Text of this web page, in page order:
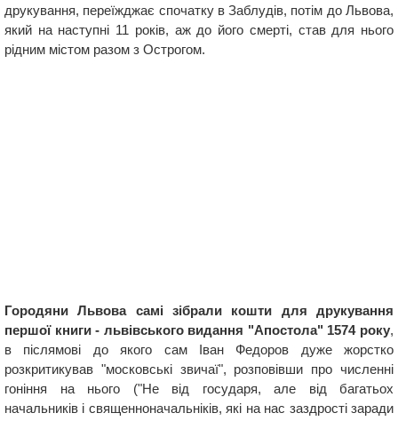
друкування, переїжджає спочатку в Заблудів, потім до Львова,
який на наступні 11 років, аж до його смерті, став для нього
рідним містом разом з Острогом.
Городяни Львова самі зібрали кошти для друкування
першої книги - львівського видання "Апостола" 1574 року,
в післямові до якого сам Іван Федоров дуже жорстко
розкритикував "московські звичаї", розповівши про численні
гоніння на нього ("Не від государя, але від багатьох
начальників і священноначальніків, які на нас заздрості заради